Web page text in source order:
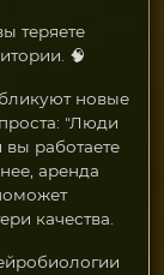
теряете
🧠
новые
"Люди
вы работаете
аренда
качества.